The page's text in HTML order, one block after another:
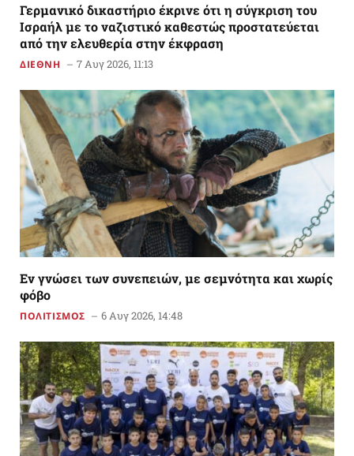
Γερμανικό δικαστήριο έκρινε ότι η σύγκριση του
Ισραήλ με το ναζιστικό καθεστώς προστατεύεται
από την ελευθερία στην έκφραση
ΔΙΕΘΝΗ 7 Αυγ 2026, 11:13
Εν γνώσει των συνεπειών, με σεμνότητα και χωρίς
φόβο
ΠΟΛΙΤΙΣΜΟΣ 6 Αυγ 2026, 14:48